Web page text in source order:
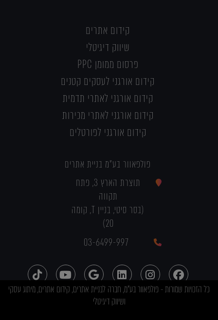
קידום אתרים
שיווק דיגיטלי
פרסום ממומן PPC
קידום אורגני לעסקים קטנים
קידום אורגני לאתרי תדמית
קידום אורגני לאתרי מכירות
קידום אורגני לפורטלים
פולפאוור בע"מ בניית אתרים
תוצרת הארץ 3, פתח
תקווה
(בסר סיטי, בניין T, קומה
20)
03-6499-997
כל הזכויות שמורות - פולפאוור בע"מ, חברה לבניית אתרים, קידום אתרים, מיתוג עסקי
ושיווק דיגיטלי